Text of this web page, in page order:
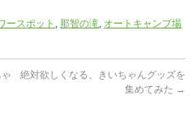
ースポット ,那智の滝, オートキャンプ場
絶対欲しくなる、きいちゃんグッズを
集めてみた →